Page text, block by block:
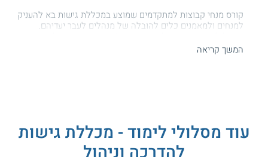
קורס מנחי קבוצות למתקדמים שמוצע במכללת גישות בא להעניק
למנחים ולמאמנים כלים להובלה של מנהלים לעבר יעדיהם.
הקבוצות, באמצעותם אפשר להנחות דרגים בכירים בשלל מגזרים
ומסגרות במשק הישראלי ולעזור להם בדרכם לרווחיות ולהצלחה.
קורס זה להנחייתצ קבוצות בגישת הקונפליקט, מתאים לבעלי
תפקידים בתחומי ההנחיה ומקנה להם כלים מעשיים וטכניקות
המשך קריאה
עוד מסלולי לימוד - מכללת גישות